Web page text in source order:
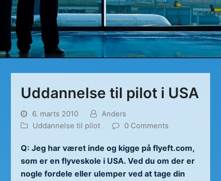
Uddannelse til pilot i USA
6. marts 2010
Anders
Uddannelse til pilot
0 Comments
Q: Jeg har været inde og kigge på flyeft.com,
som er en flyveskole i USA. Ved du om der er
nogle fordele eller ulemper ved at tage din